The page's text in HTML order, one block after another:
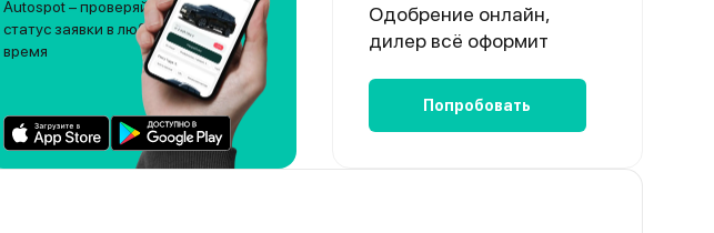
Autospot – проверяйте
статус заявки в любое
время
Одобрение онлайн,
дилер всё оформит
Попробовать